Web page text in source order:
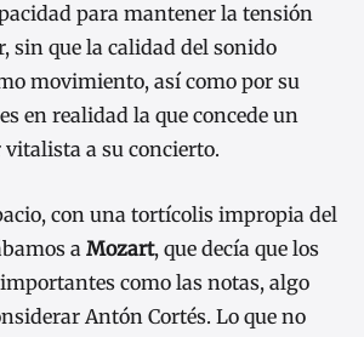
para mantener la tensión
sin que la calidad del sonido
movimiento, así como por su
en realidad la que concede un
a su concierto.
con una tortícolis impropia del
a Mozart, que decía que los
como las notas, algo
Antón Cortés. Lo que no